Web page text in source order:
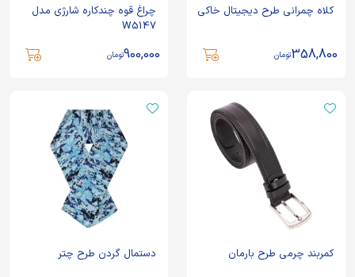
کلاه چمرانی طرح دیجیتال خاکی
358,800تومان
چراغ قوه چندکاره شارژی مدل
W5147
900,000تومان
کمربند چرمی طرح بارمان دستمال گردن طرح چتر